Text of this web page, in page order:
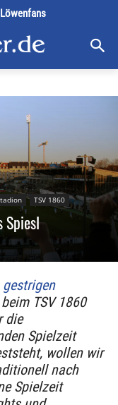
TSV 1860
Spiesl
TSV 1860
die
Spielzeit
wollen wir
nach
Spielzeit